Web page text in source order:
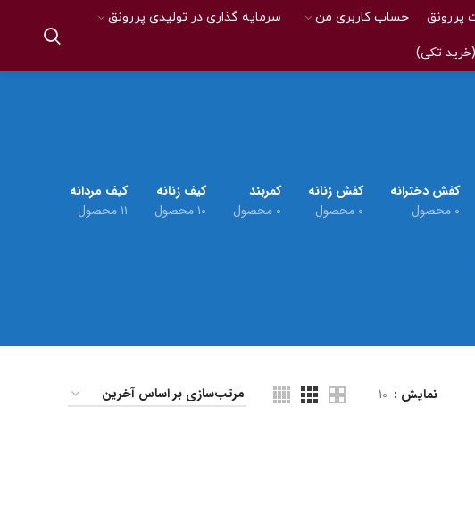
پررونق حساب کاربری من سرمایه گذاری در تولیدی پررونق
تکی)
کفش دخترانه
۰ محصول
کفش زنانه
۰ محصول
کمربند
۰ محصول
کیف زنانه
۱۰ محصول
کیف مردانه
۱۱ محصول
نمایش 10